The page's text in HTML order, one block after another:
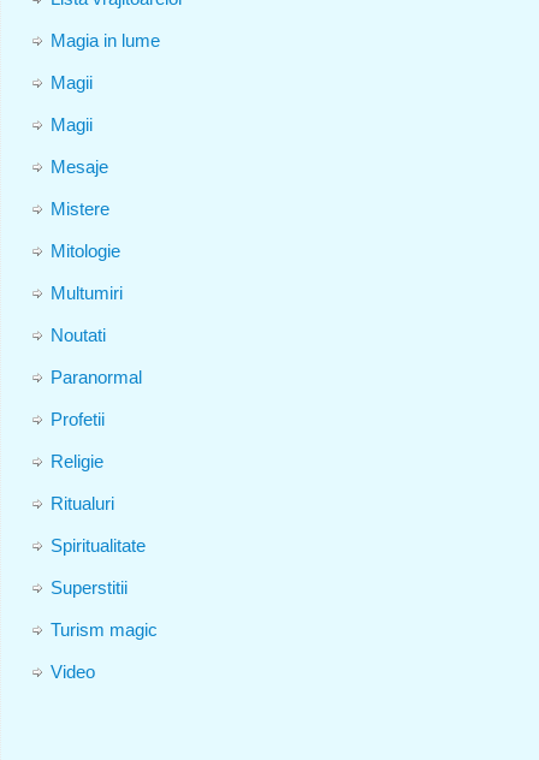
Magia in lume
Magii
Magii
Mesaje
Mistere
Mitologie
Multumiri
Noutati
Paranormal
Profetii
Religie
Ritualuri
Spiritualitate
Superstitii
Turism magic
Video